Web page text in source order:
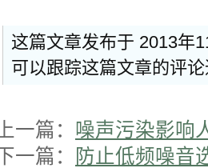
这篇文章发布于 2013年
可以跟踪这篇文章的评
上一篇： 噪声污染影响
下一篇：
防止低频噪音